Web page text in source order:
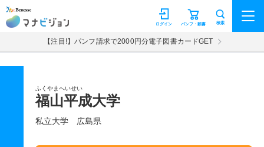
マナビジョン パンフ・願書
ログイン 検索
【注目!】パンフ請求で2000円分電子図書カードGET
ふくやまへいせい
福山平成大学
私立大学 広島県